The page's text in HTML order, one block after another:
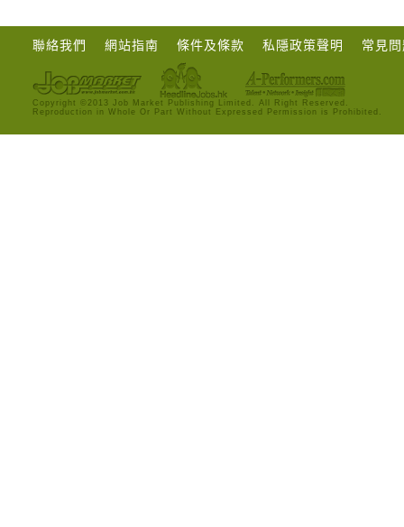
聯絡我們 網站指南 條件及條款 私隱政策聲明 常見
Copyright ©2013 Job Market Publishing Limited. All Right Reserved.
Reproduction in Whole Or Part Without Expressed Permission is Prohibited.